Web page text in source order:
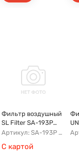
Фильтр воздушный
SL Filter SA-193P
(AG284)
Артикул: SA-193P AFAI163 AG284 AP143/2
С картой